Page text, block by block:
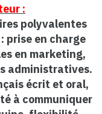
:
polyvalentes
prise en charge
en marketing,
administratives.
écrit et oral,
à communiquer